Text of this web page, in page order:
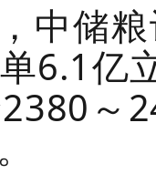
中储
6.1亿
～